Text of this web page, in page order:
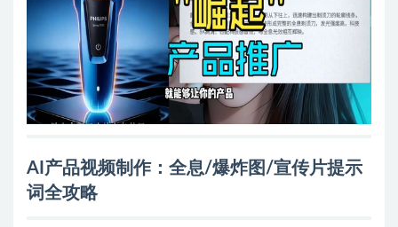
AI产品视频制作：全息/爆炸图/宣传片提示
词全攻略